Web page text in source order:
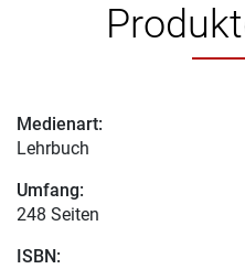
Medienart:
Lehrbuch
Umfang:
248 Seiten
ISBN: